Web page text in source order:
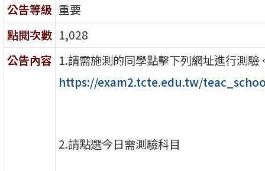
公告等級 重要
點閱次數 1,028
公告內容 1.請需施測的同學點擊下列網址進行測驗
https://exam2.tcte.edu.tw/
2.請點選今日需測驗科目